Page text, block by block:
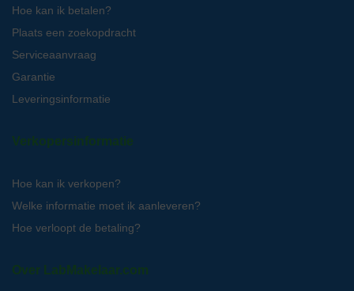
Hoe kan ik betalen?
Plaats een zoekopdracht
Serviceaanvraag
Garantie
Leveringsinformatie
Verkopersinformatie
Hoe kan ik verkopen?
Welke informatie moet ik aanleveren?
Hoe verloopt de betaling?
Over LabMakelaar.com